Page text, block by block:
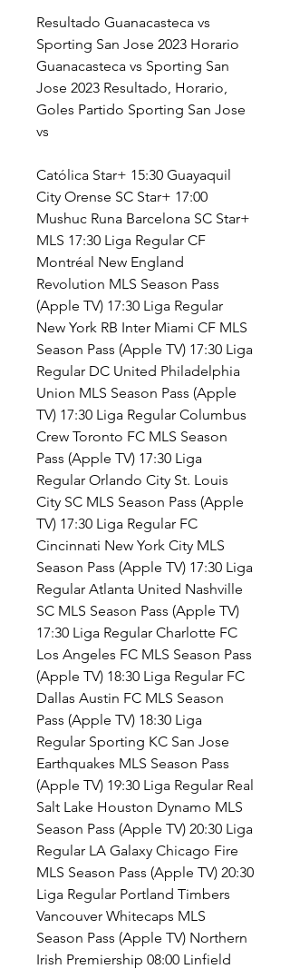
Resultado Guanacasteca vs
Sporting San Jose 2023 Horario
Guanacasteca vs Sporting San
Jose 2023 Resultado, Horario,
Goles Partido Sporting San Jose
vs
Católica Star+ 15:30 Guayaquil
City Orense SC Star+ 17:00
Mushuc Runa Barcelona SC Star+
MLS 17:30 Liga Regular CF
Montréal New England
Revolution MLS Season Pass
(Apple TV) 17:30 Liga Regular
New York RB Inter Miami CF MLS
Season Pass (Apple TV) 17:30 Liga
Regular DC United Philadelphia
Union MLS Season Pass (Apple
TV) 17:30 Liga Regular Columbus
Crew Toronto FC MLS Season
Pass (Apple TV) 17:30 Liga
Regular Orlando City St. Louis
City SC MLS Season Pass (Apple
TV) 17:30 Liga Regular FC
Cincinnati New York City MLS
Season Pass (Apple TV) 17:30 Liga
Regular Atlanta United Nashville
SC MLS Season Pass (Apple TV)
17:30 Liga Regular Charlotte FC
Los Angeles FC MLS Season Pass
(Apple TV) 18:30 Liga Regular FC
Dallas Austin FC MLS Season
Pass (Apple TV) 18:30 Liga
Regular Sporting KC San Jose
Earthquakes MLS Season Pass
(Apple TV) 19:30 Liga Regular Real
Salt Lake Houston Dynamo MLS
Season Pass (Apple TV) 20:30 Liga
Regular LA Galaxy Chicago Fire
MLS Season Pass (Apple TV) 20:30
Liga Regular Portland Timbers
Vancouver Whitecaps MLS
Season Pass (Apple TV) Northern
Irish Premiership 08:00 Linfield